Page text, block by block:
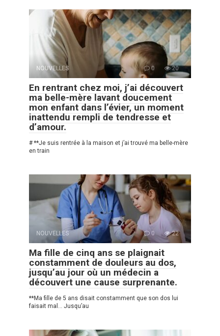
NOUVELLES 0 20
En rentrant chez moi, j’ai découvert
ma belle-mère lavant doucement
mon enfant dans l’évier, un moment
inattendu rempli de tendresse et
d’amour.
# **Je suis rentrée à la maison et j’ai trouvé ma belle-mère
en train
NOUVELLES 0 22
Ma fille de cinq ans se plaignait
constamment de douleurs au dos,
jusqu’au jour où un médecin a
découvert une cause surprenante.
**Ma fille de 5 ans disait constamment que son dos lui
faisait mal… Jusqu’au